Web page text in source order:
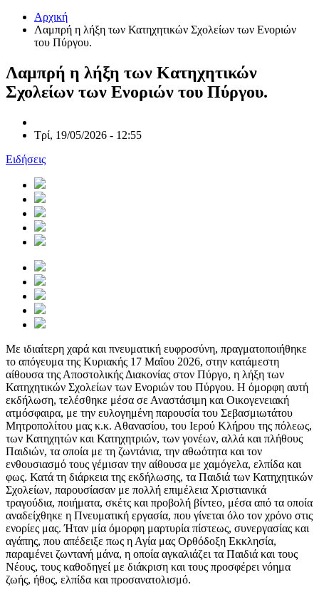
Αρχική
Λαμπρή η λήξη των Κατηχητικών Σχολείων των Ενοριών
του Πύργου.
Λαμπρή η λήξη των Κατηχητικών
Σχολείων των Ενοριών του Πύργου.
Τρί, 19/05/2026 - 12:55
Ειδήσεις
Με ιδιαίτερη χαρά και πνευματική ευφροσύνη, πραγματοποιήθηκε
το απόγευμα της Κυριακής 17 Μαΐου 2026, στην κατάμεστη
αίθουσα της Αποστολικής Διακονίας στον Πύργο, η λήξη των
Κατηχητικών Σχολείων των Ενοριών του Πύργου. Η όμορφη αυτή
εκδήλωση, τελέσθηκε μέσα σε Αναστάσιμη και Οικογενειακή
ατμόσφαιρα, με την ευλογημένη παρουσία του Σεβασμιωτάτου
Μητροπολίτου μας κ.κ. Αθανασίου, του Ιερού Κλήρου της πόλεως,
των Κατηχητών και Κατηχητριών, των γονέων, αλλά και πλήθους
Παιδιών, τα οποία με τη ζωντάνια, την αθωότητα και τον
ενθουσιασμό τους γέμισαν την αίθουσα με χαμόγελα, ελπίδα και
φως. Κατά τη διάρκεια της εκδήλωσης, τα Παιδιά των Κατηχητικών
Σχολείων, παρουσίασαν με πολλή επιμέλεια Χριστιανικά
τραγούδια, ποιήματα, σκέτς και προβολή βίντεο, μέσα από τα οποία
αναδείχθηκε η Πνευματική εργασία, που γίνεται όλο τον χρόνο στις
ενορίες μας. Ήταν μία όμορφη μαρτυρία πίστεως, συνεργασίας και
αγάπης, που απέδειξε πως η Αγία μας Ορθόδοξη Εκκλησία,
παραμένει ζωντανή μάνα, η οποία αγκαλιάζει τα Παιδιά και τους
Νέους, τους καθοδηγεί με διάκριση και τους προσφέρει νόημα
ζωής, ήθος, ελπίδα και προσανατολισμό.